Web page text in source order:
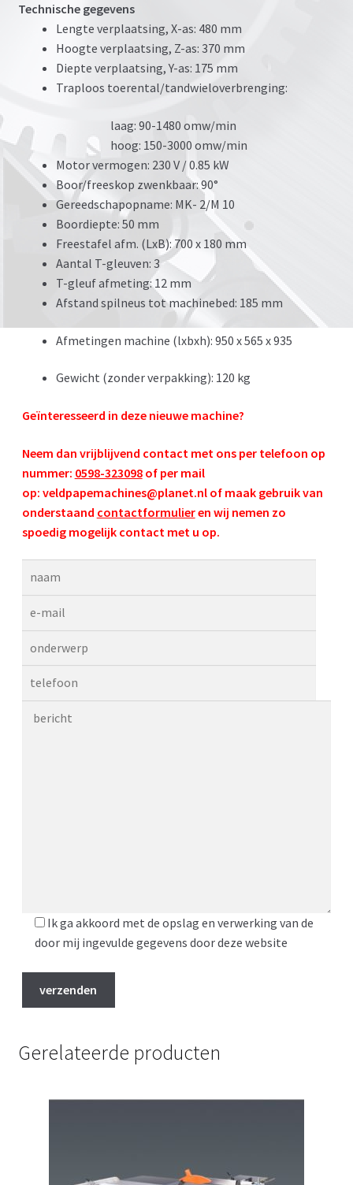
Technische gegevens
Lengte verplaatsing, X-as: 480 mm
Hoogte verplaatsing, Z-as: 370 mm
Diepte verplaatsing, Y-as: 175 mm
Traploos toerental/tandwieloverbrenging:
laag: 90-1480 omw/min
hoog: 150-3000 omw/min
Motor vermogen: 230 V / 0.85 kW
Boor/freeskop zwenkbaar: 90°
Gereedschapopname: MK- 2/M 10
Boordiepte: 50 mm
Freestafel afm. (LxB): 700 x 180 mm
Aantal T-gleuven: 3
T-gleuf afmeting: 12 mm
Afstand spilneus tot machinebed: 185 mm
Afmetingen machine (lxbxh): 950 x 565 x 935
Gewicht (zonder verpakking): 120 kg
Geïnteresseerd in deze nieuwe machine?
Neem dan vrijblijvend contact met ons per telefoon op
nummer: 0598-323098of per mail
op: veldpapemachines@planet.nlof maak gebruik van
onderstaand contactformulieren wij nemen zo
spoedig mogelijk contact met u op.
Ik ga akkoord met de opslag en verwerking van de
door mij ingevulde gegevens door deze website
Gerelateerde producten